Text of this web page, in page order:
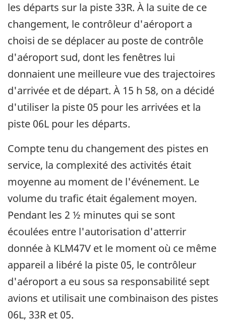
les départs sur la piste 33R. À la suite de ce
changement, le contrôleur d'aéroport a
choisi de se déplacer au poste de contrôle
d'aéroport sud, dont les fenêtres lui
donnaient une meilleure vue des trajectoires
d'arrivée et de départ. À 15 h 58, on a décidé
d'utiliser la piste 05 pour les arrivées et la
piste 06L pour les départs.
Compte tenu du changement des pistes en
service, la complexité des activités était
moyenne au moment de l'événement. Le
volume du trafic était également moyen.
Pendant les 2 ½ minutes qui se sont
écoulées entre l'autorisation d'atterrir
donnée à KLM47V et le moment où ce même
appareil a libéré la piste 05, le contrôleur
d'aéroport a eu sous sa responsabilité sept
avions et utilisait une combinaison des pistes
06L, 33R et 05.